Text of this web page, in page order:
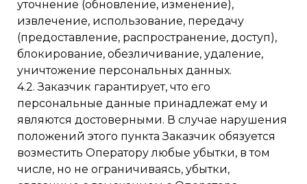
уточнение (обновление, изменение),
извлечение, использование, передачу
(предоставление, распространение, доступ),
блокирование, обезличивание, удаление,
уничтожение персональных данных.
4.2. Заказчик гарантирует, что его
персональные данные принадлежат ему и
являются достоверными. В случае нарушения
положений этого пункта Заказчик обязуется
возместить Оператору любые убытки, в том
числе, но не ограничиваясь, убытки,